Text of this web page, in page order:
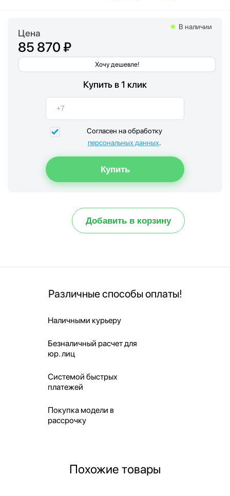
Цена
85 870 ₽
Хочу дешевле!
В наличии
Купить в 1 клик
Согласен на обработку
персональных данных.
Добавить в корзину
Различные способы оплаты!
Наличными курьеру
Безналичный расчет для
юр. лиц
Системой быстрых
платежей
Покупка модели в
рассрочку
Похожие товары